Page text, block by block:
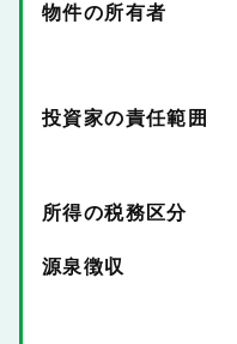
物件の所有者
投資家の責任範囲
所得の税務区分
源泉徴収